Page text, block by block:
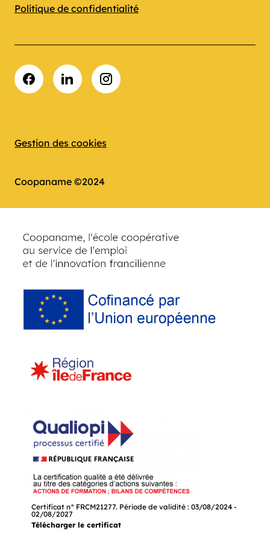
Politique de confidentialité
Gestion des cookies
Coopaname ©2024
Certificat n° FRCM21277. Période de validité : 03/08/2024 -
02/08/2027
Télécharger le certificat